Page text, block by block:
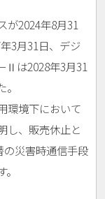
が2024年8月31
3月31日、デジ
Ⅱは2028年3月31
環境下において
し、販売休止と
の災害時通信手段